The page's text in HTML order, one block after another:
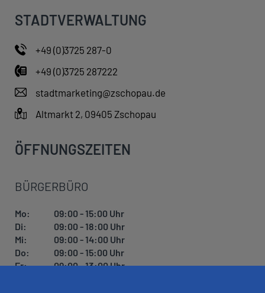
STADTVERWALTUNG
+49 (0)3725 287-0
+49 (0)3725 287222
stadtmarketing@zschopau.de
Altmarkt 2, 09405 Zschopau
ÖFFNUNGSZEITEN
BÜRGERBÜRO
Mo:
09:00 - 15:00 Uhr
Di:
09:00 - 18:00 Uhr
Mi:
09:00 - 14:00 Uhr
Do:
09:00 - 15:00 Uhr
Fr:
09:00 - 13:00 Uhr